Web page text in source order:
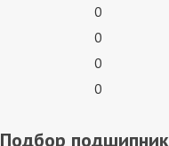
0
0
0
0
Подбор